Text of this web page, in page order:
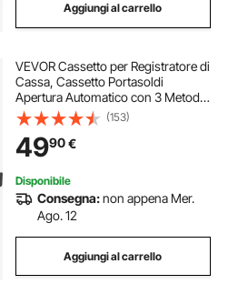
Aggiungi al carrello
VEVOR Cassetto per Registratore di
Cassa, Cassetto Portasoldi
Apertura Automatico con 3 Metodi
di Sblocco, Cassetta Portavalori
con 5 Scomparti per Banconote e 8
per Monete, 41 x 42 x 10 cm (Nero)
(153)
4990€
Disponibile
Consegna:non appena Mer.
Ago. 12
Aggiungi al carrello